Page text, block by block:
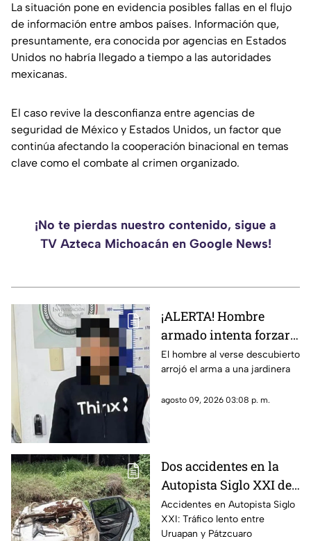
La situación pone en evidencia posibles fallas en el flujo
de información entre ambos países. Información que,
presuntamente, era conocida por agencias en Estados
Unidos no habría llegado a tiempo a las autoridades
mexicanas.
El caso revive la desconfianza entre agencias de
seguridad de México y Estados Unidos, un factor que
continúa afectando la cooperación binacional en temas
clave como el combate al crimen organizado.
¡No te pierdas nuestro contenido, sigue a
TV Azteca Michoacán en Google News!
¡ALERTA! Hombre
armado intenta forzar
un domicilio en
Morelia
El hombre al verse descubierto
arrojó el arma a una jardinera
agosto 09, 2026 03:08 p. m.
Dos accidentes en la
Autopista Siglo XXI de
Michoacán
Accidentes en Autopista Siglo
XXI: Tráfico lento entre
Uruapan y Pátzcuaro